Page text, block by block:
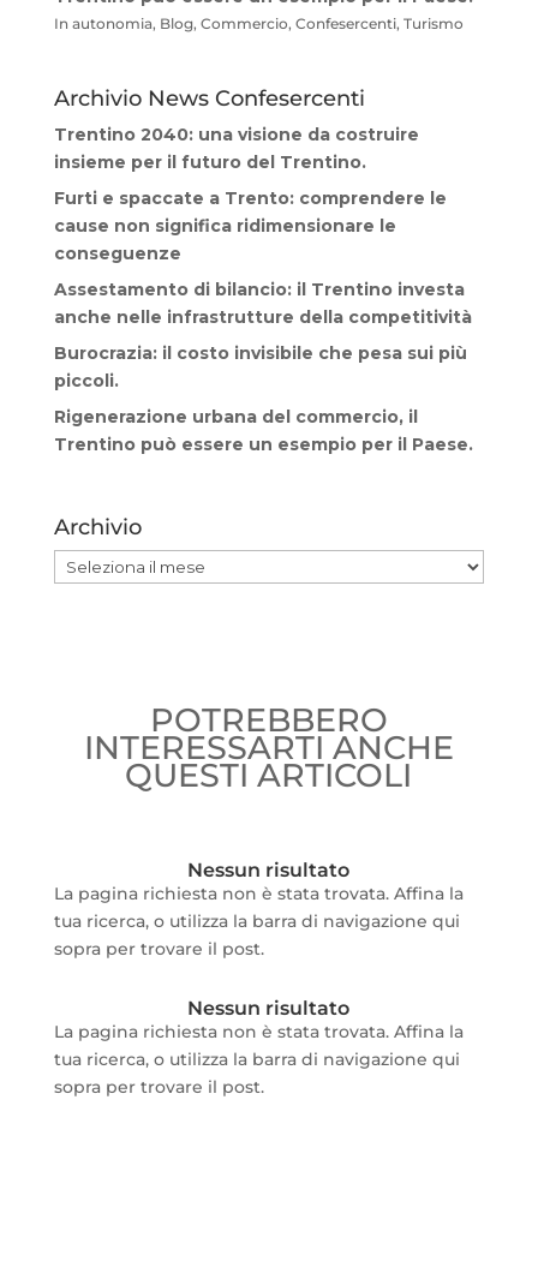
In autonomia, Blog, Commercio, Confesercenti, Turismo
Archivio News Confesercenti
Trentino 2040: una visione da costruire
insieme per il futuro del Trentino.
Furti e spaccate a Trento: comprendere le
cause non significa ridimensionare le
conseguenze
Assestamento di bilancio: il Trentino investa
anche nelle infrastrutture della competitività
Burocrazia: il costo invisibile che pesa sui più
piccoli.
Rigenerazione urbana del commercio, il
Trentino può essere un esempio per il Paese.
Archivio
Archivio
POTREBBERO
INTERESSARTI ANCHE
QUESTI ARTICOLI
Nessun risultato
La pagina richiesta non è stata trovata. Affina la
tua ricerca, o utilizza la barra di navigazione qui
sopra per trovare il post.
Nessun risultato
La pagina richiesta non è stata trovata. Affina la
tua ricerca, o utilizza la barra di navigazione qui
sopra per trovare il post.